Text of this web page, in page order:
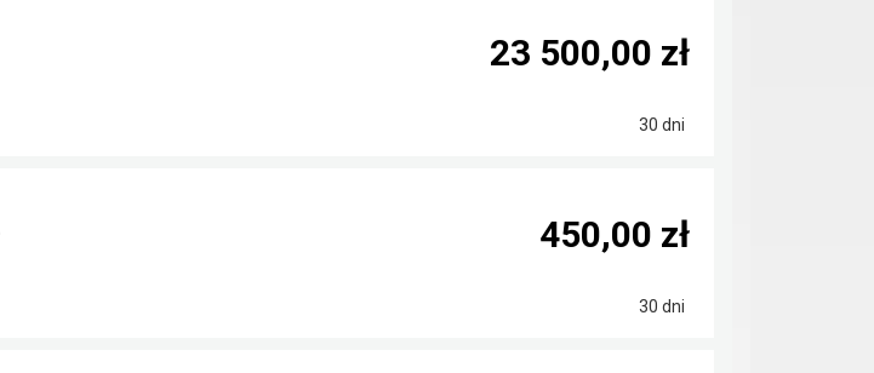
30 dni
23 500,00 zł
30 dni
450,00 zł